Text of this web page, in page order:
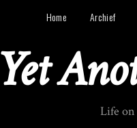
Home Archief
Yet
Life on